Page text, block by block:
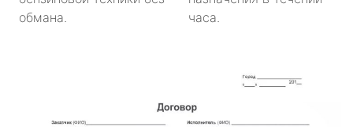
обмана.
часа.